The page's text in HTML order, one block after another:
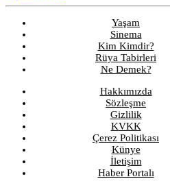
Yaşam
Sinema
Kim Kimdir?
Rüya Tabirleri
Ne Demek?
Hakkımızda
Sözleşme
Gizlilik
KVKK
Çerez Politikası
Künye
İletişim
Haber Portalı